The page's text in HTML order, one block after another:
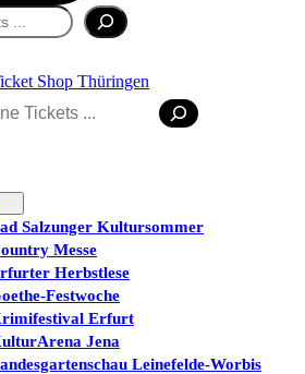
Salzunger Kultursommer
Messe
Herbstlese
Festwoche
Erfurt
Jena
Leinefelde-Worbis